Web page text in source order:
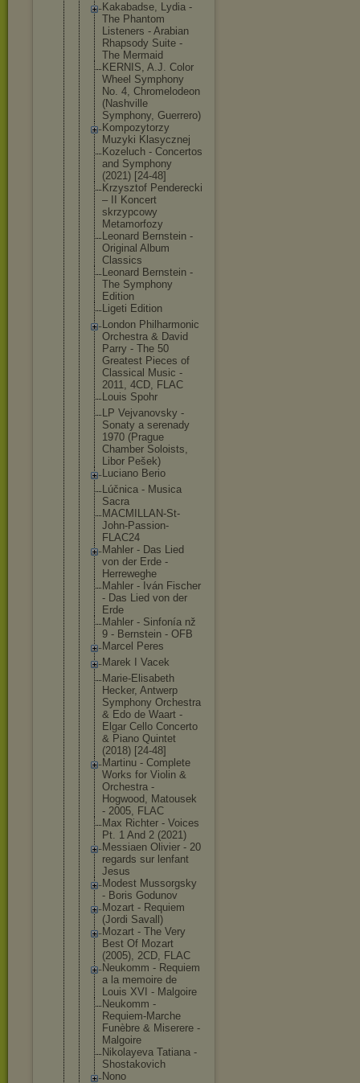
Kakabadse, Lydia -
The Phantom
Listeners - Arabian
Rhapsody Suite -
The Mermaid
KERNIS, A.J. Color
Wheel Symphony
No. 4, Chromelodeon
(Nashville
Symphony, Guerrero)
Kompozytorzy
Muzyki Klasycznej
Kozeluch - Concertos
and Symphony
(2021) [24-48]
Krzysztof Penderecki
– II Koncert
skrzypcowy
Metamorfozy
Leonard Bernstein -
Original Album
Classics
Leonard Bernstein -
The Symphony
Edition
Ligeti Edition
London Philharmonic
Orchestra & David
Parry - The 50
Greatest Pieces of
Classical Music -
2011, 4CD, FLAC
Louis Spohr
LP Vejvanovsky -
Sonaty a serenady
1970 (Prague
Chamber Soloists,
Libor Pešek)
Luciano Berio
Lúčnica - Musica
Sacra
MACMILLAN-St-
John-Passion-
FLAC24
Mahler - Das Lied
von der Erde -
Herreweghe
Mahler - Iván Fischer
- Das Lied von der
Erde
Mahler - Sinfonía nž
9 - Bernstein - OFB
Marcel Peres
Marek I Vacek
Marie-Elisabeth
Hecker, Antwerp
Symphony Orchestra
& Edo de Waart -
Elgar Cello Concerto
& Piano Quintet
(2018) [24-48]
Martinu - Complete
Works for Violin &
Orchestra -
Hogwood, Matousek
- 2005, FLAC
Max Richter - Voices
Pt. 1 And 2 (2021)
Messiaen Olivier - 20
regards sur lenfant
Jesus
Modest Mussorgsky
- Boris Godunov
Mozart - Requiem
(Jordi Savall)
Mozart - The Very
Best Of Mozart
(2005), 2CD, FLAC
Neukomm - Requiem
a la memoire de
Louis XVI - Malgoire
Neukomm -
Requiem-Marche
Funèbre & Miserere -
Malgoire
Nikolayeva Tatiana -
Shostakovic h
Nono